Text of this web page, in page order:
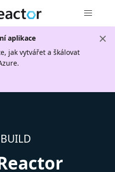
aplikace
jak vytvářet a škálovat